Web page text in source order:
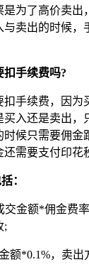
是为了高价卖出
卖出的时候，
扣手续费吗?
扣手续费，因为
买入还是卖出，
时候只需要佣金
需要支付印花
：
交金额*佣金费
;
额*0.1%，卖